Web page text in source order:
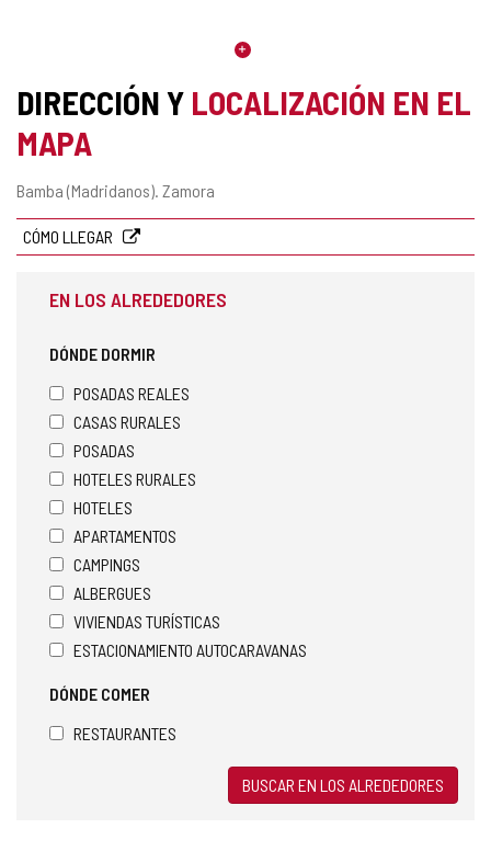
DIRECCIÓN Y LOCALIZACIÓN EN EL
MAPA
Dirección
Bamba (Madridanos). Zamora
CÓMO LLEGAR
EN LOS ALREDEDORES
DÓNDE DORMIR
POSADAS REALES
CASAS RURALES
POSADAS
HOTELES RURALES
HOTELES
APARTAMENTOS
CAMPINGS
ALBERGUES
VIVIENDAS TURÍSTICAS
ESTACIONAMIENTO AUTOCARAVANAS
DÓNDE COMER
RESTAURANTES
BUSCAR EN LOS ALREDEDORES